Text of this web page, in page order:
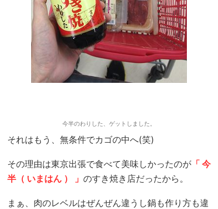
今半のわりした、ゲットしました。
それはもう、無条件でカゴの中へ(笑)
その理由は東京出張で食べて美味しかったのが 「 今
半（ いまはん ） 」 のすき焼き店だったから。
まぁ、肉のレベルはぜんぜん違うし鍋も作り方も違